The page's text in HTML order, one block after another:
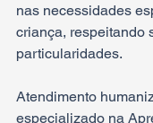
nas necessidades
criança, respeitando
particularidades.
Atendimento
especializado na